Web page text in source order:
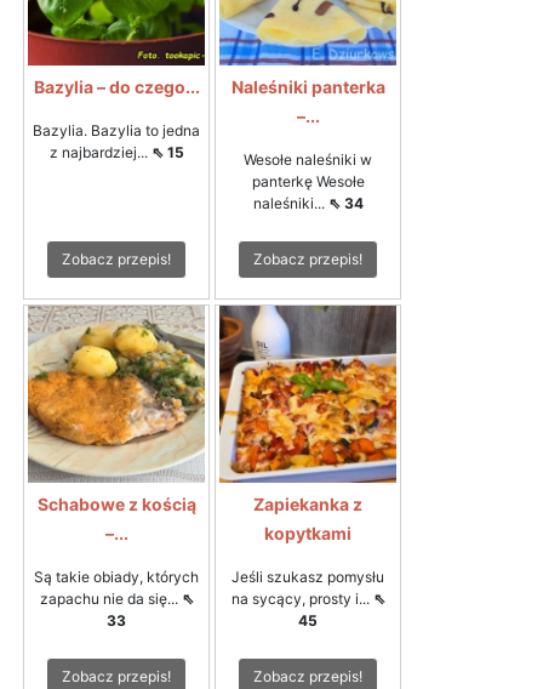
Bazylia – do czego...
Bazylia. Bazylia to jedna
z najbardziej... ⇖ 15
Zobacz przepis!
Naleśniki panterka
–...
Wesołe naleśniki w
panterkę Wesołe
naleśniki... ⇖ 34
Zobacz przepis!
Schabowe z kością
–...
Są takie obiady, których
zapachu nie da się... ⇖
33
Zobacz przepis!
Zapiekanka z
kopytkami
Jeśli szukasz pomysłu
na sycący, prosty i... ⇖
45
Zobacz przepis!